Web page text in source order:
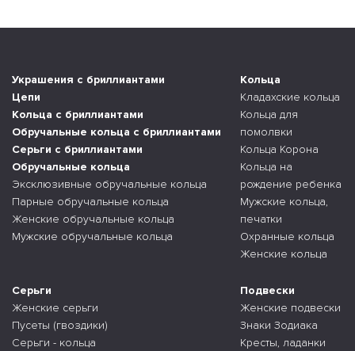
Украшения с бриллиантами
Цепи
Кольца с бриллиантами
Обручальные кольца с бриллиантами
Серьги с бриллиантами
Обручальные кольца
Эксклюзивные обручальные кольца
Парные обручальные кольца
Женские обручальные кольца
Мужские обручальные кольца
Кольца
Кладахские кольца
Кольца для
помолвки
Кольца Корона
Кольца на
рождение ребенка
Мужские кольца,
печатки
Охранные кольца
Женские кольца
Серьги
Женские серьги
Пусеты (гвоздики)
Серьги - кольца
Подвески
Женские подвески
Знаки Зодиака
Кресты, ладанки